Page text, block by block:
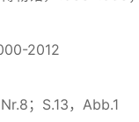
2012
；S.13，Abb.1